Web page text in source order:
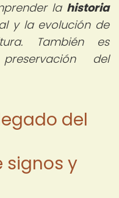
la historia
y la evolución de
También es
del
del
signos y